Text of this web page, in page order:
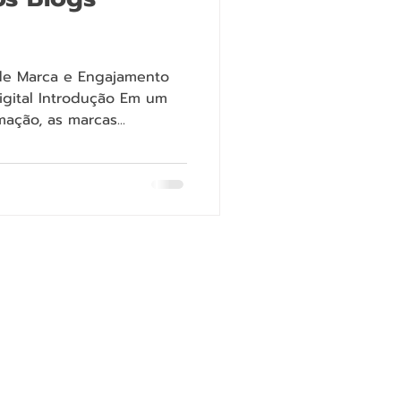
Marca e Engajamento
Introdução Em um
as marcas...